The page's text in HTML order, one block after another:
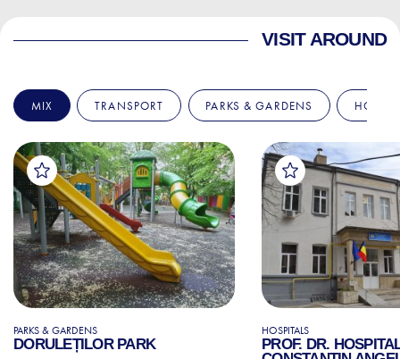
VISIT AROUND
MIX TRANSPORT PARKS & GARDENS
PARKS & GARDENS
DORULEȚILOR PARK
HOSPITALS
PROF. DR.